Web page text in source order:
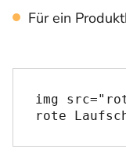
Für ein
img
rote